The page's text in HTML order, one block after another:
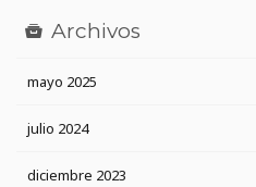
Archivos
mayo 2025
julio 2024
diciembre 2023